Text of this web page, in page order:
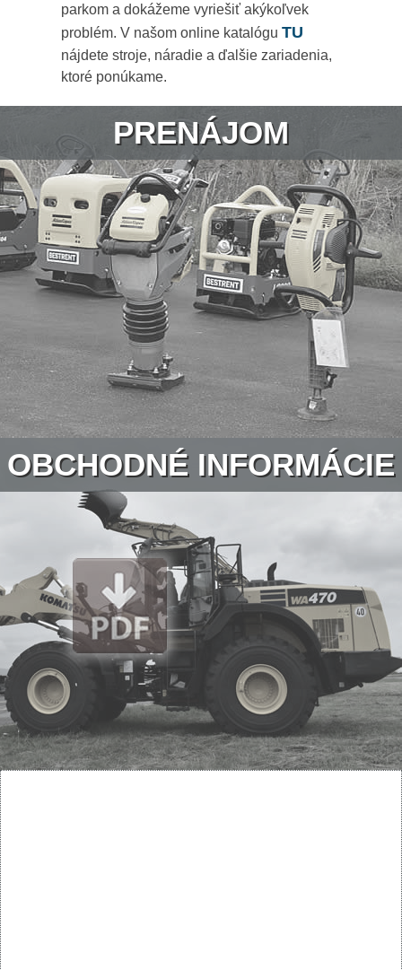
parkom a dokážeme vyriešiť akýkoľvek
problém. V našom online katalógu TU
nájdete stroje, náradie a ďalšie zariadenia,
ktoré ponúkame.
PRENÁJOM
OBCHODNÉ INFORMÁCIE